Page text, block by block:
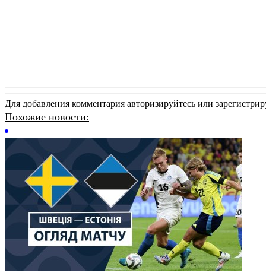
Для добавления комментария авторизируйтесь или
Похожие новости: